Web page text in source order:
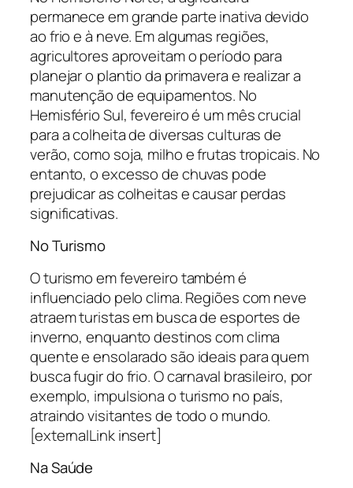
permanece em grande parte inativa devido
ao frio e à neve. Em algumas regiões,
agricultores aproveitam o período para
planejar o plantio da primavera e realizar a
manutenção de equipamentos. No
Hemisfério Sul, fevereiro é um mês crucial
para a colheita de diversas culturas de
verão, como soja, milho e frutas tropicais. No
entanto, o excesso de chuvas pode
prejudicar as colheitas e causar perdas
significativas.
No Turismo
O turismo em fevereiro também é
influenciado pelo clima. Regiões com neve
atraem turistas em busca de esportes de
inverno, enquanto destinos com clima
quente e ensolarado são ideais para quem
busca fugir do frio. O carnaval brasileiro, por
exemplo, impulsiona o turismo no país,
atraindo visitantes de todo o mundo.
[externalLink insert]
Na Saúde